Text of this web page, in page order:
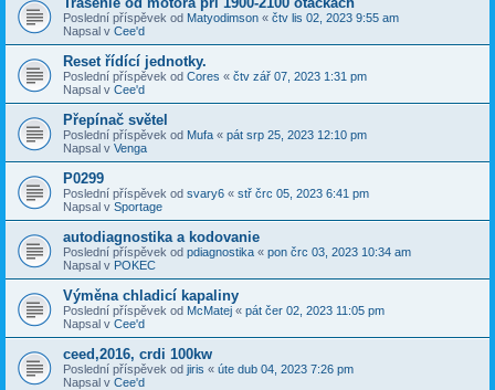
Poslední příspěvek od Matyodimson « čtv lis 02, 2023 9:55 am
Napsal v Cee'd
Reset řídící jednotky.
Poslední příspěvek od Cores « čtv zář 07, 2023 1:31 pm
Napsal v Cee'd
Přepínač světel
Poslední příspěvek od Mufa « pát srp 25, 2023 12:10 pm
Napsal v Venga
P0299
Poslední příspěvek od svary6 « stř črc 05, 2023 6:41 pm
Napsal v Sportage
autodiagnostika a kodovanie
Poslední příspěvek od pdiagnostika « pon črc 03, 2023 10:34 am
Napsal v POKEC
Výměna chladicí kapaliny
Poslední příspěvek od McMatej « pát čer 02, 2023 11:05 pm
Napsal v Cee'd
ceed,2016, crdi 100kw
Poslední příspěvek od jiris « úte dub 04, 2023 7:26 pm
Napsal v Cee'd